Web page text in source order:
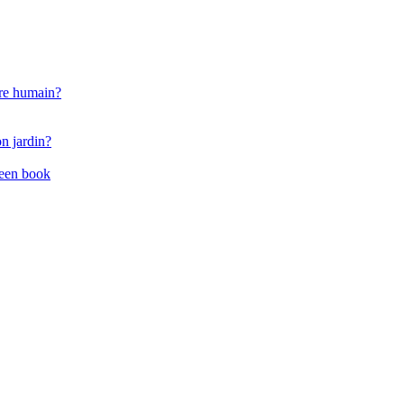
humain?
jardin?
book